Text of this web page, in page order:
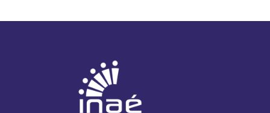
- Agir ensemble pour l'insertion par l'activité